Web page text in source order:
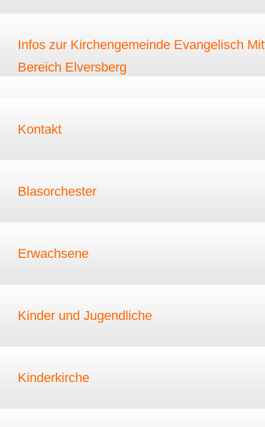
Infos zur Kirchengemeinde Evangelisch
Bereich Elversberg
Kontakt
Blasorchester
Erwachsene
Kinder und Jugendliche
Kinderkirche